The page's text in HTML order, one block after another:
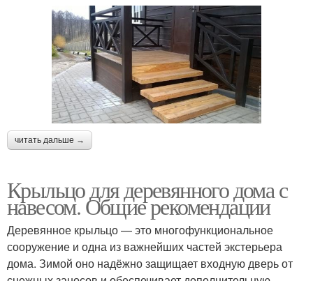
читать дальше →
Крыльцо для деревянного дома с
навесом. Общие рекомендации
Деревянное крыльцо — это многофункциональное
сооружение и одна из важнейших частей экстерьера
дома. Зимой оно надёжно защищает входную дверь от